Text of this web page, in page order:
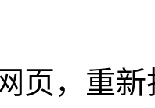
，重新